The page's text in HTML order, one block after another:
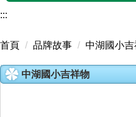
行政單位
家長會
:::
首頁 品牌故事 中湖國小吉
中湖國小吉祥物